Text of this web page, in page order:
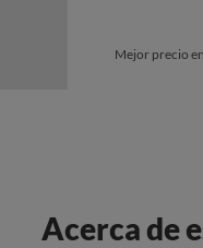
Mejor precio
Acerca de